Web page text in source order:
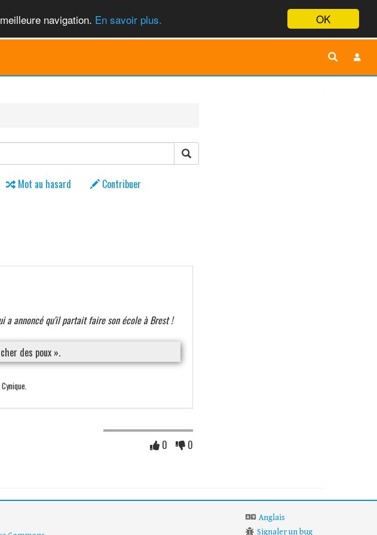
OK
navigation. En savoir plus.
Mot au hasard Contribuer
a annoncé qu'il partait faire son école à Brest !
des poux ».
0 0
Anglais
Signaler un bug